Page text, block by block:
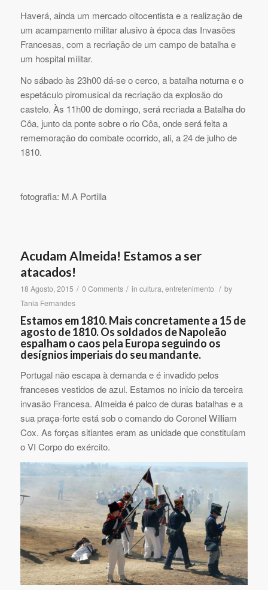
Haverá, ainda um mercado oitocentista e a realização de
um acampamento militar alusivo à época das Invasões
Francesas, com a recriação de um campo de batalha e
um hospital militar.
No sábado às 23h00 dá-se o cerco, a batalha noturna e o
espetáculo piromusical da recriação da explosão do
castelo. Às 11h00 de domingo, será recriada a Batalha do
Côa, junto da ponte sobre o rio Côa, onde será feita a
rememoração do combate ocorrido, ali, a 24 de julho de
1810.
fotografia: M.A Portilla
Acudam Almeida! Estamos a ser
atacados!
18 Agosto, 2015 / 0 Comments / in cultura, entretenimento / by
Tania Fernandes
Estamos em 1810. Mais concretamente a 15 de
agosto de 1810. Os soldados de Napoleão
espalham o caos pela Europa seguindo os
desígnios imperiais do seu mandante.
Portugal não escapa à demanda e é invadido pelos
franceses vestidos de azul. Estamos no inicio da terceira
invasão Francesa. Almeida é palco de duras batalhas e a
sua praça-forte está sob o comando do Coronel William
Cox. As forças sitiantes eram as unidade que constituíam
o VI Corpo do exército.